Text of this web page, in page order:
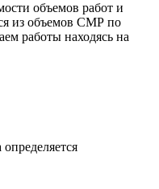
объемов работ и
из объемов СМР по
работы находясь на